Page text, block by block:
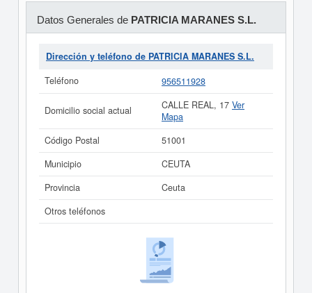
Datos Generales de PATRICIA MARANES S.L.
Dirección y teléfono de PATRICIA MARANES S.L.
Teléfono
956511928
Domicilio social actual CALLE REAL, 17 Ver
Mapa
Código Postal
51001
Municipio
CEUTA
Provincia
Ceuta
Otros teléfonos